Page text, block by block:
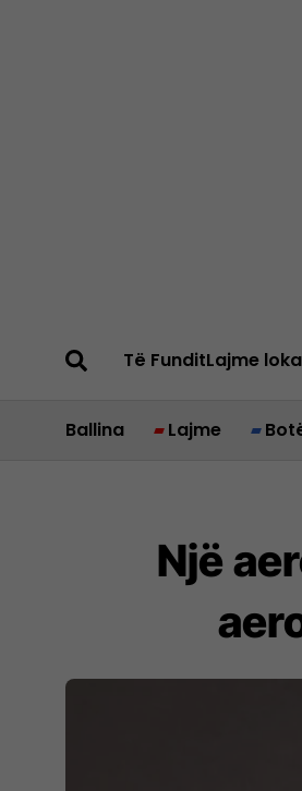
Të FunditLajme
Ballina Lajme
Një